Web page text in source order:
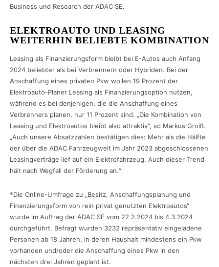
Business und Research der ADAC SE.
ELEKTROAUTO UND LEASING
WEITERHIN BELIEBTE KOMBINATION
Leasing als Finanzierungsform bleibt bei E-Autos auch Anfang
2024 beliebter als bei Verbrennern oder Hybriden. Bei der
Anschaffung eines privaten Pkw wollen 19 Prozent der
Elektroauto-Planer Leasing als Finanzierungsoption nutzen,
während es bei denjenigen, die die Anschaffung eines
Verbrenners planen, nur 11 Prozent sind. „Die Kombination von
Leasing und Elektroautos bleibt also attraktiv“, so Markus Groiß.
„Auch unsere Absatzzahlen bestätigen dies: Mehr als die Hälfte
der über die ADAC Fahrzeugwelt im Jahr 2023 abgeschlossenen
Leasingverträge lief auf ein Elektrofahrzeug. Auch dieser Trend
hält nach Wegfall der Förderung an.“
*Die Online-Umfrage zu „Besitz, Anschaffungsplanung und
Finanzierungsform von rein privat genutzten Elektroautos“
wurde im Auftrag der ADAC SE vom 22.2.2024 bis 4.3.2024
durchgeführt. Befragt wurden 3232 repräsentativ eingeladene
Personen ab 18 Jahren, in deren Haushalt mindestens ein Pkw
vorhanden und/oder die Anschaffung eines Pkw in den
nächsten drei Jahren geplant ist.